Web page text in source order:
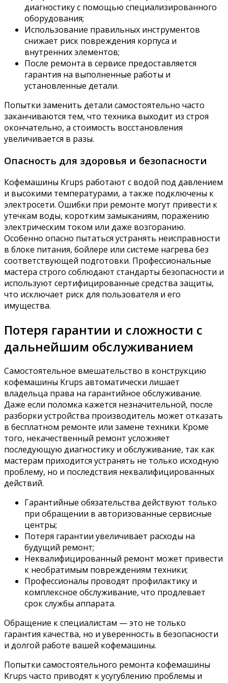
диагностику с помощью специализированного
оборудования;
Использование правильных инструментов
снижает риск повреждения корпуса и
внутренних элементов;
После ремонта в сервисе предоставляется
гарантия на выполненные работы и
установленные детали.
Попытки заменить детали самостоятельно часто
заканчиваются тем, что техника выходит из строя
окончательно, а стоимость восстановления
увеличивается в разы.
Опасность для здоровья и безопасности
Кофемашины Krups работают с водой под давлением
и высокими температурами, а также подключены к
электросети. Ошибки при ремонте могут привести к
утечкам воды, коротким замыканиям, поражению
электрическим током или даже возгоранию.
Особенно опасно пытаться устранять неисправности
в блоке питания, бойлере или системе нагрева без
соответствующей подготовки. Профессиональные
мастера строго соблюдают стандарты безопасности и
используют сертифицированные средства защиты,
что исключает риск для пользователя и его
имущества.
Потеря гарантии и сложности с
дальнейшим обслуживанием
Самостоятельное вмешательство в конструкцию
кофемашины Krups автоматически лишает
владельца права на гарантийное обслуживание.
Даже если поломка кажется незначительной, после
разборки устройства производитель может отказать
в бесплатном ремонте или замене техники. Кроме
того, некачественный ремонт усложняет
последующую диагностику и обслуживание, так как
мастерам приходится устранять не только исходную
проблему, но и последствия неквалифицированных
действий.
Гарантийные обязательства действуют только
при обращении в авторизованные сервисные
центры;
Потеря гарантии увеличивает расходы на
будущий ремонт;
Неквалифицированный ремонт может привести
к необратимым повреждениям техники;
Профессионалы проводят профилактику и
комплексное обслуживание, что продлевает
срок службы аппарата.
Обращение к специалистам — это не только
гарантия качества, но и уверенность в безопасности
и долгой работе вашей кофемашины.
Попытки самостоятельного ремонта кофемашины
Krups часто приводят к усугублению проблемы и